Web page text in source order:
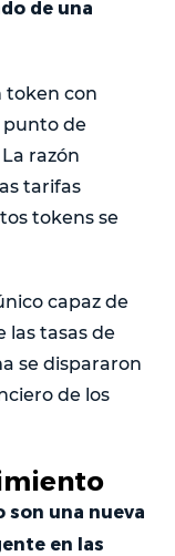
de una
token con
punto de
razón
tarifas
tokens se
capaz de
las tasas de
se dispararon
de los
son una nueva
en las